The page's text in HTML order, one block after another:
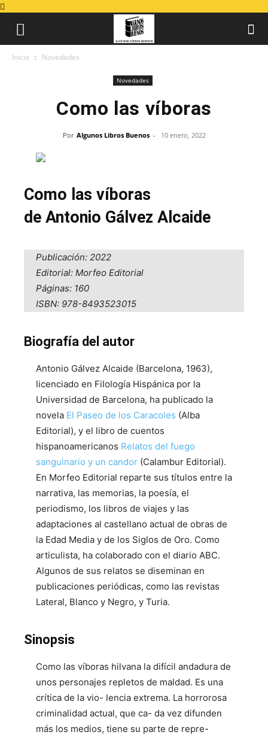
Inicio Novedades
Novedades
Como las víboras
Por Algunos Libros Buenos - 10 enero, 2022
Como las víboras
de Antonio Gálvez Alcaide
Publicación: 2022
Editorial: Morfeo Editorial
Páginas: 160
ISBN: 978-8493523015
Biografía del autor
Antonio Gálvez Alcaide (Barcelona, 1963),
licenciado en Filología Hispánica por la
Universidad de Barcelona, ha publicado la
novela El Paseo de los Caracoles (Alba
Editorial), y el libro de cuentos
hispanoamericanos Relatos del fuego
sanguinario y un candor (Calambur Editorial).
En Morfeo Editorial reparte sus títulos entre la
narrativa, las memorias, la poesía, el
periodismo, los libros de viajes y las
adaptaciones al castellano actual de obras de
la Edad Media y de los Siglos de Oro. Como
articulista, ha colaborado con el diario ABC.
Algunos de sus relatos se diseminan en
publicaciones periódicas, como las revistas
Lateral, Blanco y Negro, y Turia.
Sinopsis
Como las víboras hilvana la difícil andadura de
unos personajes repletos de maldad. Es una
crítica de la vio- lencia extrema. La horrorosa
criminalidad actual, que ca- da vez difunden
más los medios, tiene su parte de repre-